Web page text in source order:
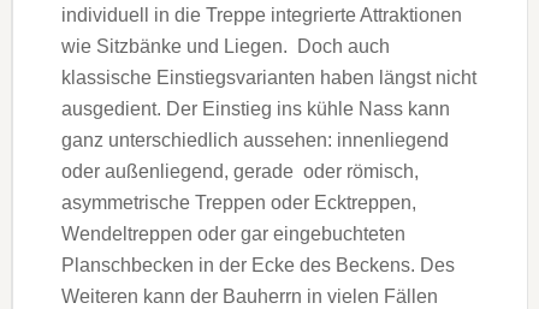
individuell in die Treppe integrierte Attraktionen
wie Sitzbänke und Liegen. Doch auch
klassische Einstiegsvarianten haben längst nicht
ausgedient. Der Einstieg ins kühle Nass kann
ganz unterschiedlich aussehen: innenliegend
oder außenliegend, gerade oder römisch,
asymmetrische Treppen oder Ecktreppen,
Wendeltreppen oder gar eingebuchteten
Planschbecken in der Ecke des Beckens. Des
Weiteren kann der Bauherrn in vielen Fällen